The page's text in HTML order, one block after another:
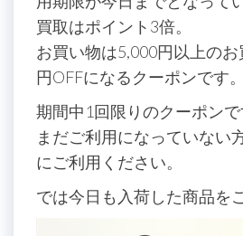
買取はポイント3倍。
お買い物は5,000円以上の
円OFFになるクーポンです。
期間中1回限りのクーポンで
まだご利用になっていない
にご利用ください。
では今日も入荷した商品を